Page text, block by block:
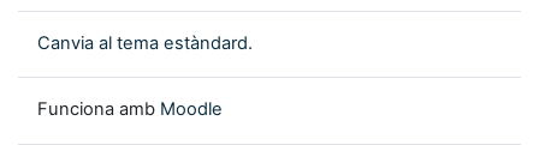
Canvia al tema estàndard.
Funciona amb Moodle